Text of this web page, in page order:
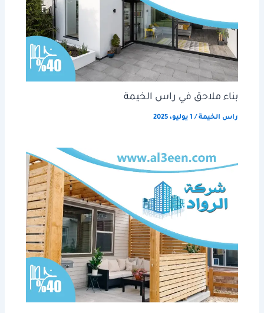
بناء ملاحق في راس الخيمة
راس الخيمة / 1 يوليو، 2025